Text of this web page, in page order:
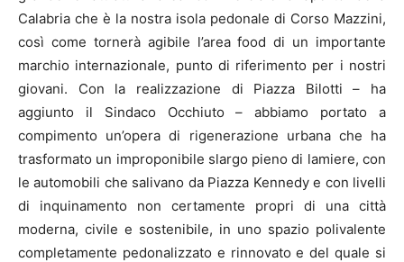
Calabria che è la nostra isola pedonale di Corso Mazzini,
così come tornerà agibile l’area food di un importante
marchio internazionale, punto di riferimento per i nostri
giovani. Con la realizzazione di Piazza Bilotti – ha
aggiunto il Sindaco Occhiuto – abbiamo portato a
compimento un’opera di rigenerazione urbana che ha
trasformato un improponibile slargo pieno di lamiere, con
le automobili che salivano da Piazza Kennedy e con livelli
di inquinamento non certamente propri di una città
moderna, civile e sostenibile, in uno spazio polivalente
completamente pedonalizzato e rinnovato e del quale si